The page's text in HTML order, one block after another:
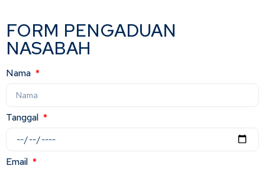
FORM PENGADUAN
NASABAH
Nama
Tanggal
Email